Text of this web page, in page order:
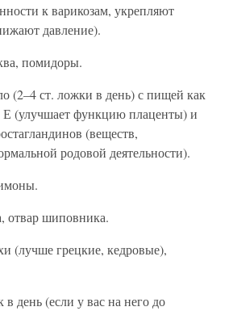
к варикозам, укрепляют
давление).
помидоры.
(2–4 ст. ложки в день) с пищей как
Е (улучшает функцию плаценты) и
(веществ,
родовой деятельности).
отвар шиповника.
(лучше грецкие, кедровые),
день (если у вас на него до